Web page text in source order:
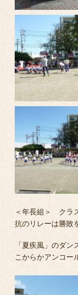
＜年長組＞ クラ
抗のリレーは勝敗
「夏疾風」のダ
こからかアンコー